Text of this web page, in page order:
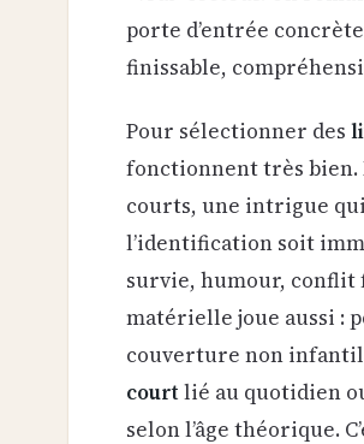
porte d’entrée
finissable,
Pour sélectionner des
fonctionnent très bien.
courts, une intrigue
l’identification soit
survie, humour, conflit
matérielle joue aussi :
couverture non
court lié au quotidien
selon l’âge théorique.